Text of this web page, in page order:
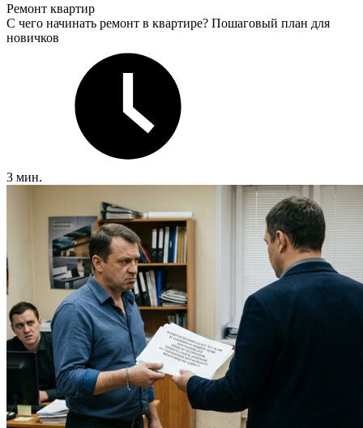
Ремонт квартир
С чего начинать ремонт в квартире? Пошаговый план для
новичков
3 мин.